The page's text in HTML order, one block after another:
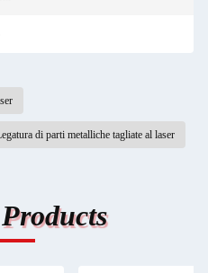
di parti metalliche tagliate al laser